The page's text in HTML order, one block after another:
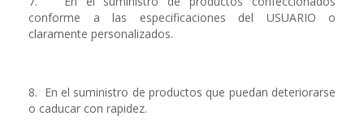
conforme a las especificaciones del USUARIO o
claramente personalizados.
8. En el suministro de productos que puedan deteriorarse
o caducar con rapidez.